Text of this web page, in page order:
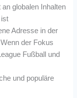
globalen Inhalten
Adresse in der
der Fokus
Fußball und
und populäre